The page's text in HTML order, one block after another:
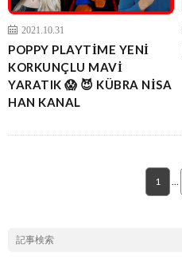
2021.10.31
POPPY PLAYTİME YENİ
KORKUNÇLU MAVİ
YARATIK 😱 😈 KÜBRA NİSA
HAN KANAL
1